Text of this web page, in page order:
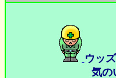
ウッ
気の